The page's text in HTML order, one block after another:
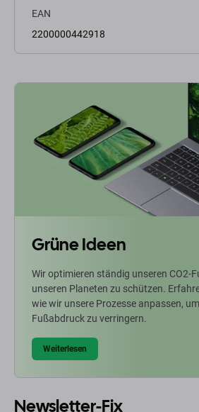
EAN
2200000442918
Grüne Ideen
Wir optimieren ständig unseren CO2-
unseren Planeten zu schützen.
wie wir unsere Prozesse anpassen,
Fußabdruck zu verringern.
Weiterlesen
Newsletter-Fix